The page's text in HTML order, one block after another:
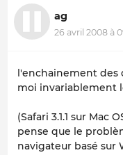
ag
26 avril 2008 à
l'enchainement des
moi invariablement
(Safari 3.1.1 sur Mac
pense que le
navigateur basé sur